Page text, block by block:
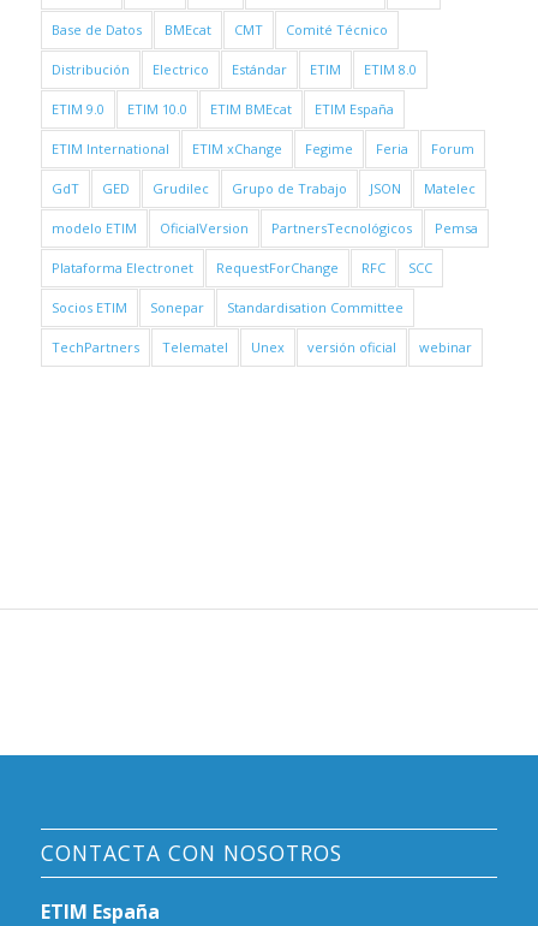
Base de Datos BMEcat CMT Comité Técnico
Distribución Electrico Estándar ETIM ETIM 8.0
ETIM 9.0 ETIM 10.0 ETIM BMEcat ETIM España
ETIM International ETIM xChange Fegime Feria Forum
GdT GED Grudilec Grupo de Trabajo JSON Matelec
modelo ETIM OficialVersion PartnersTecnológicos Pemsa
Plataforma Electronet RequestForChange RFC SCC
Socios ETIM Sonepar Standardisation Committee
TechPartners Telematel Unex versión oficial webinar
CONTACTA CON NOSOTROS
ETIM España